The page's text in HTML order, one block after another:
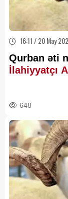
16:11 / 20 May
Qurban əti
İlahiyyatçı
648